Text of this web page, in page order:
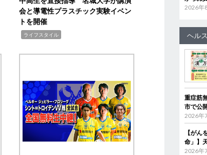
会と導電性プラスチック実験イベン
トを開催
ライフスタイル
2026年
ヘル
重症筋
市で公
2026年
【が
命」】
2026年